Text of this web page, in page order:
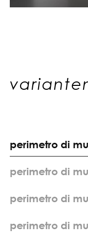
perimetro di mu
perimetro di mu
perimetro di mu
perimetro di mu